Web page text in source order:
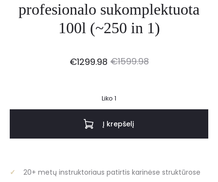
profesionalo sukomplektuota
100l (~250 in 1)
€1599.98
Original
was:
€1599.98.
€1299.98
is:
Liko 1
Į krepšelį
20+ metų instruktoriaus patirtis karinėse struktūrose